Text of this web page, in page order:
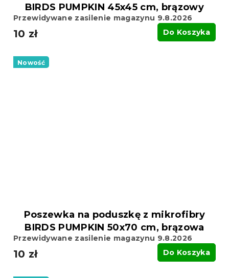
BIRDS PUMPKIN 45x45 cm, brązowy
Przewidywane zasilenie magazynu 9.8.2026
10 zł Do Koszyka
Nowość
Poszewka na poduszkę z mikrofibry
BIRDS PUMPKIN 50x70 cm, brązowa
Przewidywane zasilenie magazynu 9.8.2026
10 zł Do Koszyka